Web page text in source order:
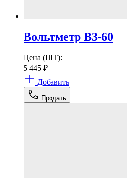
Вольтметр В3-60
Цена (ШТ):
5 445 ₽
Добавить
Продать